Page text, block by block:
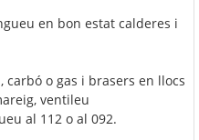
en bon estat calderes i
o gas i brasers en llocs
ventileu
al 112 o al 092.